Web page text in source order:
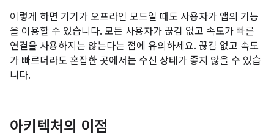
이렇게 하면 기기가 오프라인 모드일 때도 사용자가 앱의 기능
을 이용할 수 있습니다. 모든 사용자가 끊김 없고 속도가 빠른
연결을 사용하지는 않는다는 점에 유의하세요. 끊김 없고 속도
가 빠르더라도 혼잡한 곳에서는 수신 상태가 좋지 않을 수 있습
니다.
아키텍처의 이점